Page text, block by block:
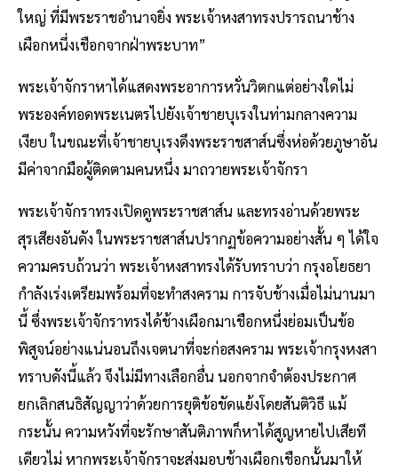
ใหญ่ ที่มีพระราชอำนาจยิ่ง พระเจ้าหงสาทรงปรารถนาช้าง
เผือกหนึ่งเชือกจากฝ่าพระบาท”
พระเจ้าจักราหาได้แสดงพระอาการหวั่นวิตกแต่อย่างใดไม่
พระองค์ทอดพระเนตรไปยังเจ้าชายบุเรงในท่ามกลางความ
เงียบ ในขณะที่เจ้าชายบุเรงดึงพระราชสาส์นซึ่งห่อด้วยภูษาอัน
มีค่าจากมือผู้ติดตามคนหนึ่ง มาถวายพระเจ้าจักรา
พระเจ้าจักราทรงเปิดดูพระราชสาส์น และทรงอ่านด้วยพระ
สุรเสียงอันดัง ในพระราชสาส์นปรากฏข้อความอย่างสั้น ๆ ได้ใจ
ความครบถ้วนว่า พระเจ้าหงสาทรงได้รับทราบว่า กรุงอโยธยา
กำลังเร่งเตรียมพร้อมที่จะทำสงคราม การจับช้างเมื่อไม่นานมา
นี้ ซึ่งพระเจ้าจักราทรงได้ช้างเผือกมาเชือกหนึ่งย่อมเป็นข้อ
พิสูจน์อย่างแน่นอนถึงเจตนาที่จะก่อสงคราม พระเจ้ากรุงหงสา
ทราบดังนี้แล้ว จึงไม่มีทางเลือกอื่น นอกจากจำต้องประกาศ
ยกเลิกสนธิสัญญาว่าด้วยการยุติข้อขัดแย้งโดยสันติวิธี แม้
กระนั้น ความหวังที่จะรักษาสันติภาพก็หาได้สูญหายไปเสียที
เดียวไม่ หากพระเจ้าจักราจะส่งมอบช้างเผือกเชือกนั้นมาให้